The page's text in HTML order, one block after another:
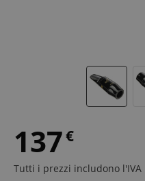
137€
Tutti i prezzi includono l'IVA